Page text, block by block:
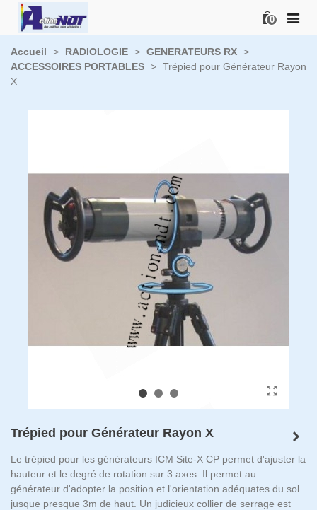
0
Accueil > RADIOLOGIE > GENERATEURS RX >
ACCESSOIRES PORTABLES > Trépied pour Générateur Rayon
X
Trépied pour Générateur Rayon X
Le trépied pour les générateurs ICM Site-X CP permet d'ajuster la
hauteur et le degré de rotation sur 3 axes. Il permet au
générateur d'adopter la position et l'orientation adéquates du sol
jusque presque 3m de haut. Un judicieux collier de serrage est